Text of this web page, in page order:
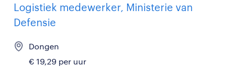
Logistiek medewerker, Ministerie van
Defensie
Dongen
€ 19,29 per uur